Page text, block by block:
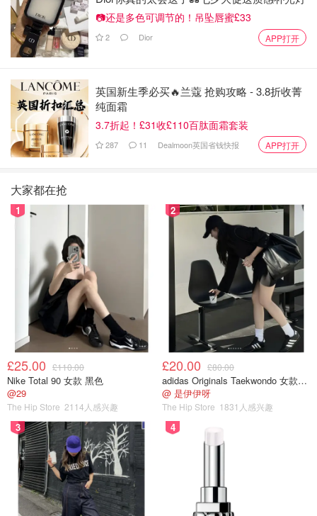
📷还是多色可调节的！吊坠唇蜜£33
2 Dior APP打开
英国新生季必买🔥兰蔻 抢购攻略 - 3.8折收菁
纯面霜
3.7折起！£31收£110百肽面霜套装
287 11 Dealmoon英国省钱快报 APP打开
大家都在抢
1
£25.00 £110.00
Nike Total 90 女款 黑色
@29
The Hip Store 2114人感兴趣
2
£20.00 £80.00
adidas Originals Taekwondo 女款黑色运动鞋
@ 是伊伊呀
The Hip Store 1831人感兴趣
3 4